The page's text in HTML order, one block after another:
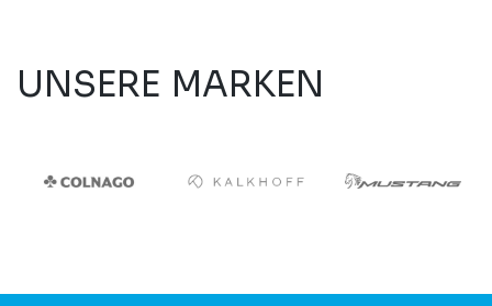
UNSERE MARKEN